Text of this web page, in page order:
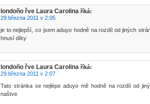
londoño řve Laura Carolina říká:
29.března 2011 v 2:05
je to nejlepší, co jsem aduyo hodně na rozdíl od jiných
hnusí díky
londoño řve Laura Carolina říká:
29.března 2011 v 2:07
Tato stránka se nejlépe aduyo mě hodně na rozdíl od
naštve